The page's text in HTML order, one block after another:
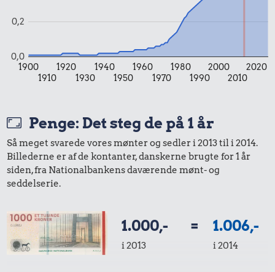
1900
1910
1920
1930
1940
1950
1960
1970
1980
1990
2000
2010
2020
0,0
0,2
Penge: Det steg de på 1 år
Så meget svarede vores mønter og sedler i 2013 til i 2014.
Billederne er af de kontanter, danskerne brugte for 1 år
siden, fra Nationalbankens daværende mønt- og
seddelserie.
1.000,-
i 2013
= 1.006,-
i 2014